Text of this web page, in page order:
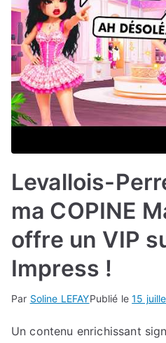
Levallois-
ma COPINE
offre un VIP
Impress !
Par Soline LEFAYPublié le15
Un contenu enrichissant